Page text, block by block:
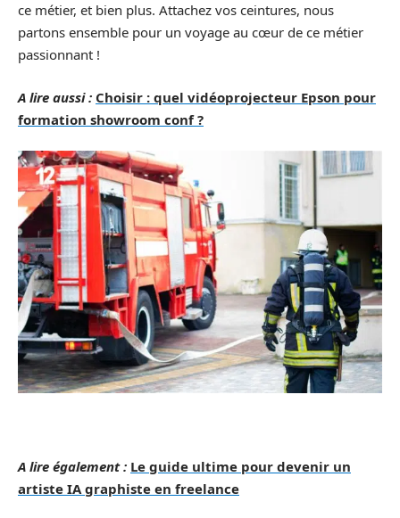
ce métier, et bien plus. Attachez vos ceintures, nous
partons ensemble pour un voyage au cœur de ce métier
passionnant !
A lire aussi : Choisir : quel vidéoprojecteur Epson pour
formation showroom conf ?
A lire également : Le guide ultime pour devenir un
artiste IA graphiste en freelance